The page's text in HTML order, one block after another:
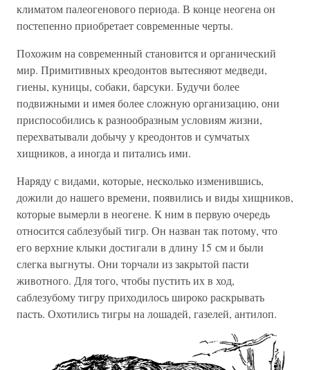
климатом палеогенового периода. В конце неогена он
постепенно приобретает современные черты.
Похожим на современный становится и органический
мир. Примитивных креодонтов вытесняют медведи,
гиены, куницы, собаки, барсуки. Будучи более
подвижными и имея более сложную организацию, они
приспособились к разнообразным условиям жизни,
перехватывали добычу у креодонтов и сумчатых
хищников, а иногда и питались ими.
Наряду с видами, которые, несколько изменившись,
дожили до нашего времени, появились и виды хищников,
которые вымерли в неогене. К ним в первую очередь
относится саблезубый тигр. Он назван так потому, что
его верхние клыки достигали в длину 15 см и были
слегка выгнуты. Они торчали из закрытой пасти
животного. Для того, чтобы пустить их в ход,
саблезубому тигру приходилось широко раскрывать
пасть. Охотились тигры на лошадей, газелей, антилоп.